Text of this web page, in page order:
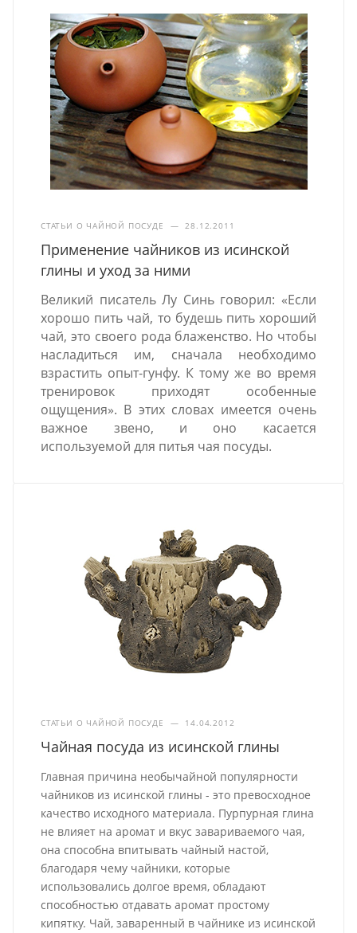
СТАТЬИ О ЧАЙНОЙ ПОСУДЕ — 28.12.2011
Применение чайников из исинской
глины и уход за ними
Великий писатель Лу Синь говорил: «Если
хорошо пить чай, то будешь пить хороший
чай, это своего рода блаженство. Но чтобы
насладиться им, сначала необходимо
взрастить опыт-гунфу. К тому же во время
тренировок приходят особенные
ощущения». В этих словах имеется очень
важное звено, и оно касается
используемой для питья чая посуды.
СТАТЬИ О ЧАЙНОЙ ПОСУДЕ — 14.04.2012
Чайная посуда из исинской глины
Главная причина необычайной популярности
чайников из исинской глины - это превосходное
качество исходного материала. Пурпурная глина
не влияет на аромат и вкус завариваемого чая,
она способна впитывать чайный настой,
благодаря чему чайники, которые
использовались долгое время, обладают
способностью отдавать аромат простому
кипятку. Чай, заваренный в чайнике из исинской